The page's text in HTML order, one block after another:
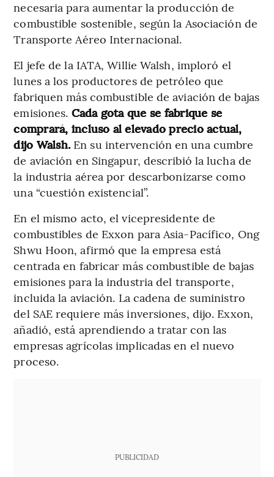
necesaria para aumentar la producción de
combustible sostenible, según la Asociación de
Transporte Aéreo Internacional.
El jefe de la IATA, Willie Walsh, imploró el
lunes a los productores de petróleo que
fabriquen más combustible de aviación de bajas
emisiones. Cada gota que se fabrique se
comprará, incluso al elevado precio actual,
dijo Walsh. En su intervención en una cumbre
de aviación en Singapur, describió la lucha de
la industria aérea por descarbonizarse como
una “cuestión existencial”.
En el mismo acto, el vicepresidente de
combustibles de Exxon para Asia-Pacífico, Ong
Shwu Hoon, afirmó que la empresa está
centrada en fabricar más combustible de bajas
emisiones para la industria del transporte,
incluida la aviación. La cadena de suministro
del SAE requiere más inversiones, dijo. Exxon,
añadió, está aprendiendo a tratar con las
empresas agrícolas implicadas en el nuevo
proceso.
PUBLICIDAD